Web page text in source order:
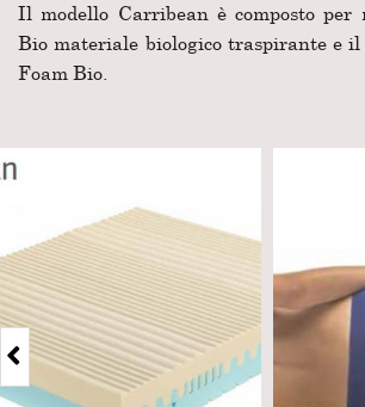
Il modello Carribean è composto per
Bio materiale biologico traspirante e
Foam Bio.